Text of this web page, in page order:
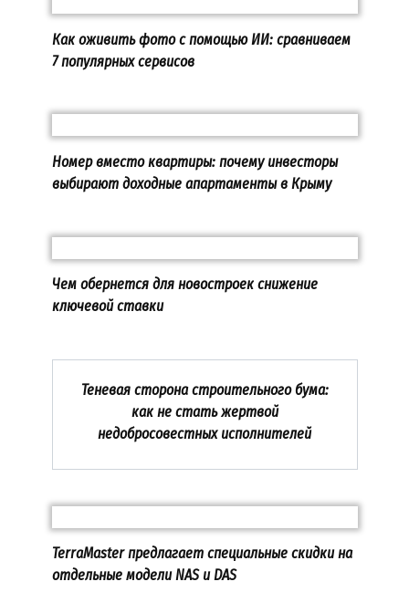
Как оживить фото с помощью ИИ: сравниваем
7 популярных сервисов
Номер вместо квартиры: почему инвесторы
выбирают доходные апартаменты в Крыму
Чем обернется для новостроек снижение
ключевой ставки
Теневая сторона строительного бума:
как не стать жертвой
недобросовестных исполнителей
TerraMaster предлагает специальные скидки на
отдельные модели NAS и DAS